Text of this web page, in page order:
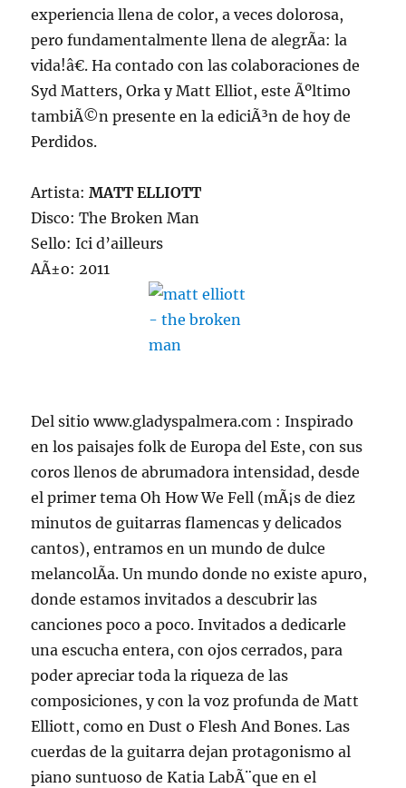
experiencia llena de color, a veces dolorosa,
pero fundamentalmente llena de alegrÃ­a: la
vida!â€. Ha contado con las colaboraciones de
Syd Matters, Orka y Matt Elliot, este Ãºltimo
tambiÃ©n presente en la ediciÃ³n de hoy de
Perdidos.
Artista:MATT ELLIOTT
Disco: The Broken Man
Sello: Ici d’ailleurs
AÃ±o: 2011
Del sitio www.gladyspalmera.com : Inspirado
en los paisajes folk de Europa del Este, con sus
coros llenos de abrumadora intensidad, desde
el primer tema Oh How We Fell (mÃ¡s de diez
minutos de guitarras flamencas y delicados
cantos), entramos en un mundo de dulce
melancolÃ­a. Un mundo donde no existe apuro,
donde estamos invitados a descubrir las
canciones poco a poco. Invitados a dedicarle
una escucha entera, con ojos cerrados, para
poder apreciar toda la riqueza de las
composiciones, y con la voz profunda de Matt
Elliott, como en Dust o Flesh And Bones. Las
cuerdas de la guitarra dejan protagonismo al
piano suntuoso de Katia LabÃ¨que en el